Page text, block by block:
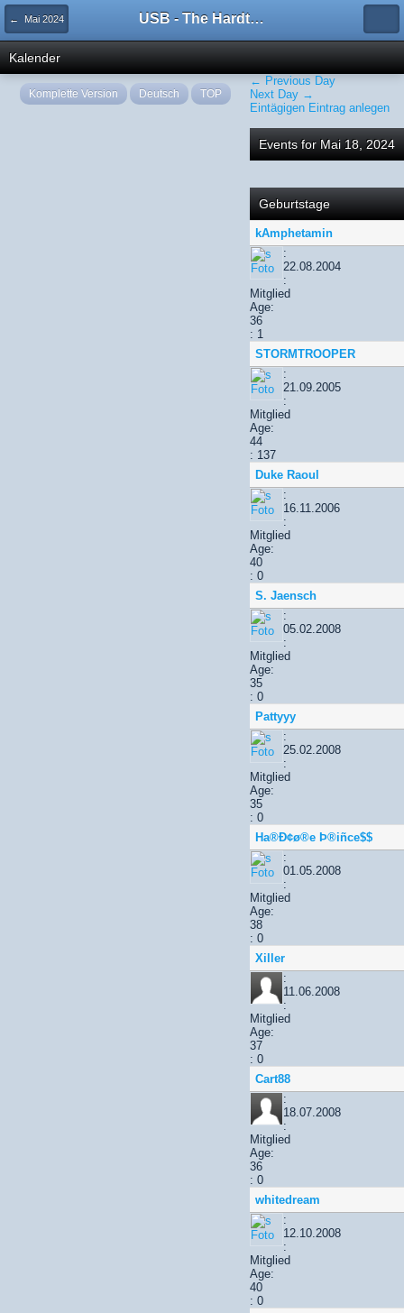
← Mai 2024 USB - The Hardtechno Family
Kalender
← Previous Day
Next Day →
Eintägigen Eintrag anlegen
Events for Mai 18, 2024
Geburtstage
kAmphetamin
:
22.08.2004
:
Mitglied
Age:
36
: 1
STORMTROOPER
:
21.09.2005
:
Mitglied
Age:
44
: 137
Duke Raoul
:
16.11.2006
:
Mitglied
Age:
40
: 0
S. Jaensch
:
05.02.2008
:
Mitglied
Age:
35
: 0
Pattyyy
:
25.02.2008
:
Mitglied
Age:
35
: 0
Ha®Ð¢ø®e Þ®iñce$$
:
01.05.2008
:
Mitglied
Age:
38
: 0
Xiller
:
11.06.2008
:
Mitglied
Age:
37
: 0
Cart88
:
18.07.2008
:
Mitglied
Age:
36
: 0
whitedream
:
12.10.2008
:
Mitglied
Age:
40
: 0
Komplette Version Deutsch TOP